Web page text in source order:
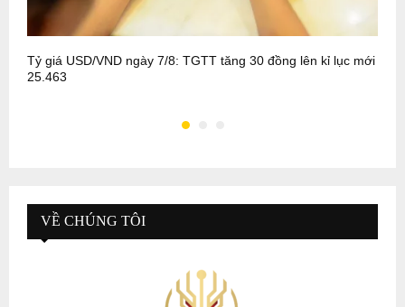
Tỷ giá USD/VND ngày 7/8: TGTT tăng 30 đồng lên kỉ lục mới
25.463
VỀ CHÚNG TÔI